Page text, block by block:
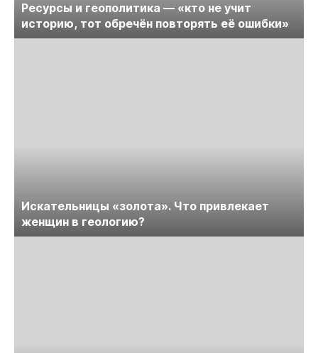
Ресурсы и геополитика — «кто не учит
историю, тот обречён повторять её ошибки»
Искательницы «золота». Что привлекает
женщин в геологию?